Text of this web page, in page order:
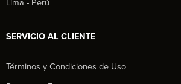
Lima - Perú
SERVICIO AL CLIENTE
Términos y Condiciones de Uso